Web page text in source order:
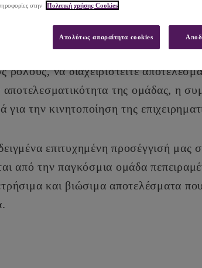
υψηλών δυνατοτήτων, να
να διαχειριστείτε
της ομάδας, η
για την κινητοποίηση της
επιτυχημένη προσέγγισή μας
από την παγκόσμια ομάδα
και βιώσιμα αποτελέσματα
στην
Πολιτική χρήσης Cookies
Απολύτως απαραίτητα cookies